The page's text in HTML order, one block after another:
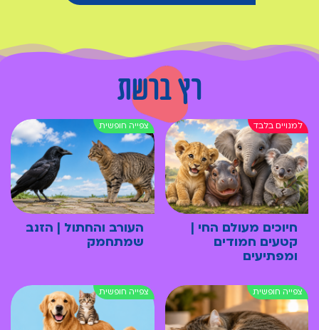
רץ ברשת
חיוכים מעולם החי |
קטעים חמודים
ומפתיעים
העורב והחתול | הזנב
שמתחמק